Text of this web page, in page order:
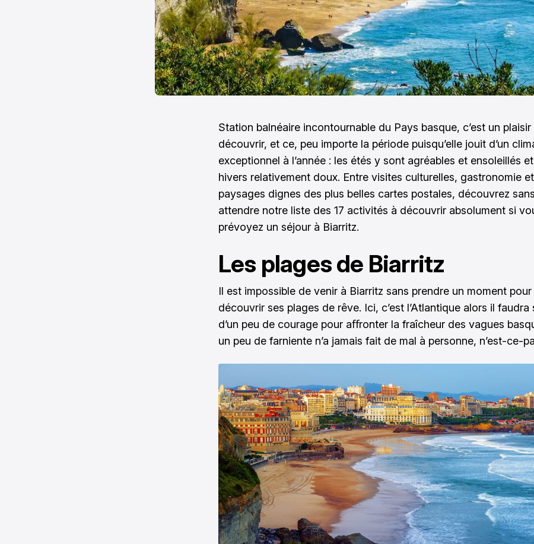
Station balnéaire incontournable du Pays basque, c’est un plaisir
découvrir, et ce, peu importe la période puisqu’elle jouit d’un
exceptionnel à l’année : les étés y sont agréables et ensoleillés
hivers relativement doux. Entre visites culturelles, gastronomie et
paysages dignes des plus belles cartes postales, découvrez
attendre notre liste des 17 activités à découvrir absolument si
prévoyez un séjour à Biarritz.
Les plages de Biarritz
Il est impossible de venir à Biarritz sans prendre un moment pour
découvrir ses plages de rêve. Ici, c’est l’Atlantique alors il faudra
d’un peu de courage pour aﬀronter la fraîcheur des vagues
un peu de farniente n’a jamais fait de mal à personne, n’est-ce-